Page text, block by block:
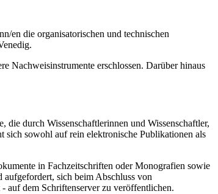
en die organisatorischen und technischen
Nachweisinstrumente erschlossen. Darüber hinaus
durch Wissenschaftlerinnen und Wissenschaftler,
sich sowohl auf rein elektronische Publikationen als
in Fachzeitschriften oder Monografien sowie
aufgefordert, sich beim Abschluss von
auf dem Schriftenserver zu veröffentlichen.